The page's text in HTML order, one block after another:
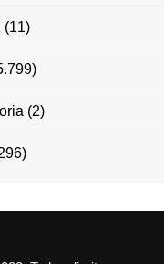
(11)
(2)